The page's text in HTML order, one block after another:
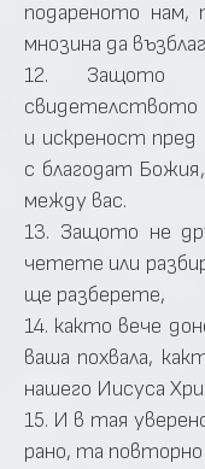
подареното нам,
мнозина да
12. Защото
свидетелството
и искреност пред
с благодат
между вас.
13. Защото не
четете или
ще разберете,
14. както вече
ваша похвала,
нашего Иисуса
15. И в тая
рано, та